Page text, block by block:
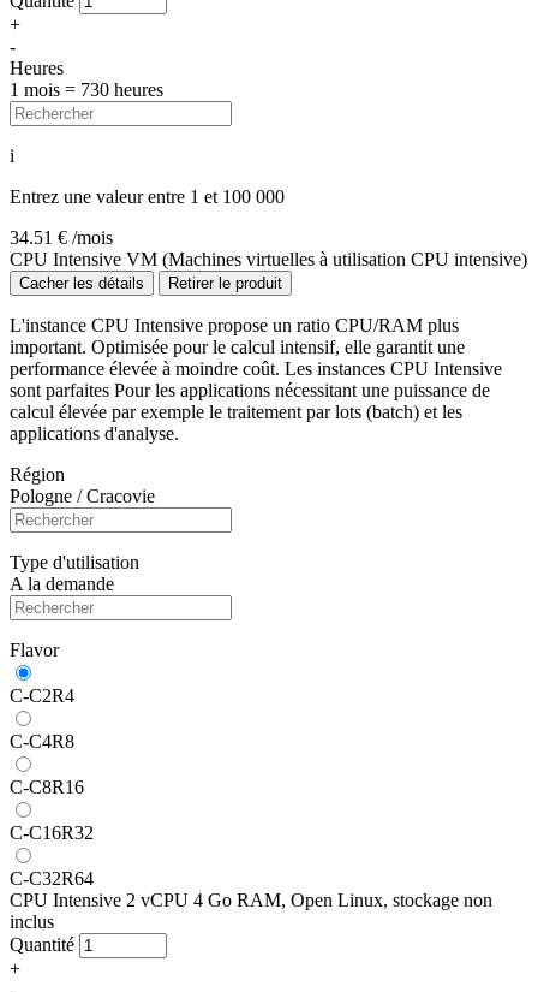
+
-
Heures
1 mois = 730 heures
i
Entrez une valeur entre 1 et 100 000
34.51 € /mois
CPU Intensive VM (Machines virtuelles à utilisation CPU intensive)
Cacher les détails Retirer le produit
L'instance CPU Intensive propose un ratio CPU/RAM plus
important. Optimisée pour le calcul intensif, elle garantit une
performance élevée à moindre coût. Les instances CPU Intensive
sont parfaites Pour les applications nécessitant une puissance de
calcul élevée par exemple le traitement par lots (batch) et les
applications d'analyse.
Région
Pologne / Cracovie
Type d'utilisation
A la demande
Flavor
C-C2R4
C-C4R8
C-C8R16
C-C16R32
C-C32R64
CPU Intensive 2 vCPU 4 Go RAM, Open Linux, stockage non
inclus
Quantité
+